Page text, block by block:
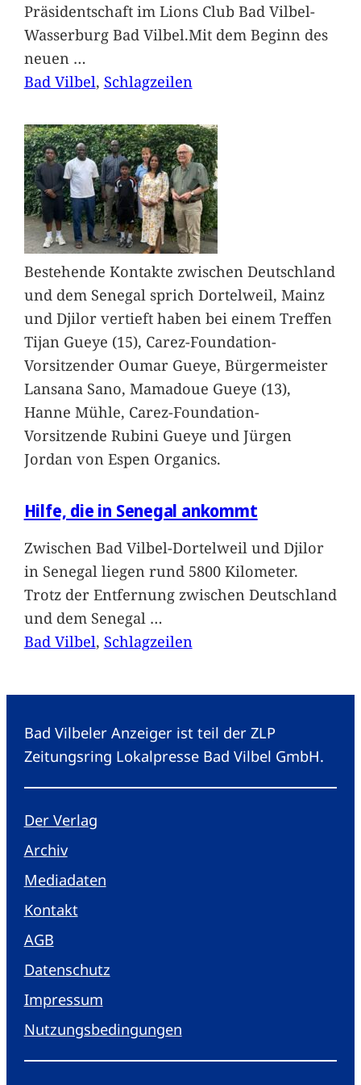
Präsidentschaft im Lions Club Bad Vilbel-
Wasserburg Bad Vilbel.Mit dem Beginn des
neuen …
Bad Vilbel, Schlagzeilen
Bestehende Kontakte zwischen Deutschland
und dem Senegal sprich Dortelweil, Mainz
und Djilor vertieft haben bei einem Treffen
Tijan Gueye (15), Carez-Foundation-
Vorsitzender Oumar Gueye, Bürgermeister
Lansana Sano, Mamadoue Gueye (13),
Hanne Mühle, Carez-Foundation-
Vorsitzende Rubini Gueye und Jürgen
Jordan von Espen Organics.
Hilfe, die in Senegal ankommt
Zwischen Bad Vilbel-Dortelweil und Djilor
in Senegal liegen rund 5800 Kilometer.
Trotz der Entfernung zwischen Deutschland
und dem Senegal …
Bad Vilbel, Schlagzeilen
Bad Vilbeler Anzeiger ist teil der ZLP
Zeitungsring Lokalpresse Bad Vilbel GmbH.
Der Verlag
Archiv
Mediadaten
Kontakt
AGB
Datenschutz
Impressum
Nutzungsbedingungen